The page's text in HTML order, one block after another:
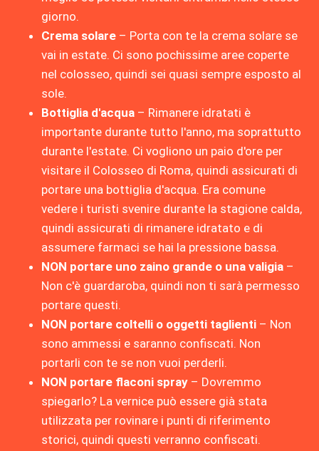
giorno.
Crema solare – Porta con te la crema solare se
vai in estate. Ci sono pochissime aree coperte
nel colosseo, quindi sei quasi sempre esposto al
sole.
Bottiglia d'acqua – Rimanere idratati è
importante durante tutto l'anno, ma soprattutto
durante l'estate. Ci vogliono un paio d'ore per
visitare il Colosseo di Roma, quindi assicurati di
portare una bottiglia d'acqua. Era comune
vedere i turisti svenire durante la stagione calda,
quindi assicurati di rimanere idratato e di
assumere farmaci se hai la pressione bassa.
NON portare uno zaino grande o una valigia –
Non c'è guardaroba, quindi non ti sarà permesso
portare questi.
NON portare coltelli o oggetti taglienti – Non
sono ammessi e saranno confiscati. Non
portarli con te se non vuoi perderli.
NON portare flaconi spray – Dovremmo
spiegarlo? La vernice può essere già stata
utilizzata per rovinare i punti di riferimento
storici, quindi questi verranno confiscati.